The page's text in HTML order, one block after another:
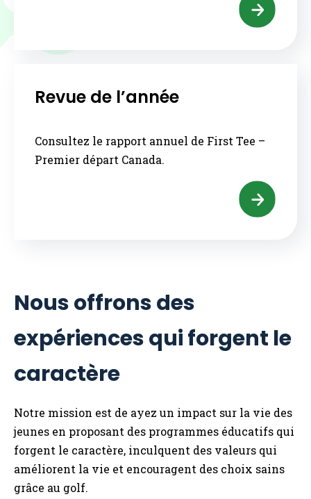
Revue de l’année
Consultez le rapport annuel de First Tee –
Premier départ Canada.
Nous offrons des
expériences qui forgent le
caractère
Notre mission est de ayez un impact sur la vie des
jeunes en proposant des programmes éducatifs qui
forgent le caractère, inculquent des valeurs qui
améliorent la vie et encouragent des choix sains
grâce au golf.